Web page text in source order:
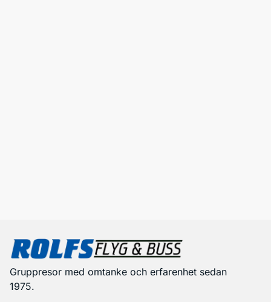
Gruppresor med omtanke och erfarenhet sedan
1975.